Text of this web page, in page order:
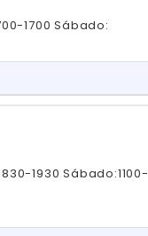
1700 Sábado:
1930 Sábado:1100-